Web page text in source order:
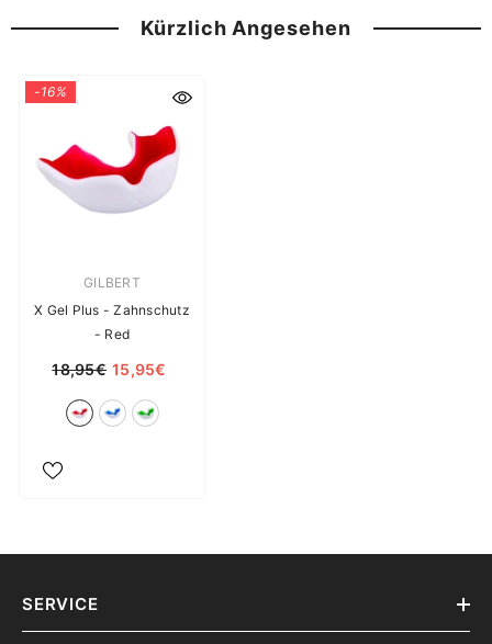
Kürzlich Angesehen
-16%
Verkäuferin:
GILBERT
X Gel Plus - Zahnschutz
- Red
18,95€ 15,95€
SERVICE